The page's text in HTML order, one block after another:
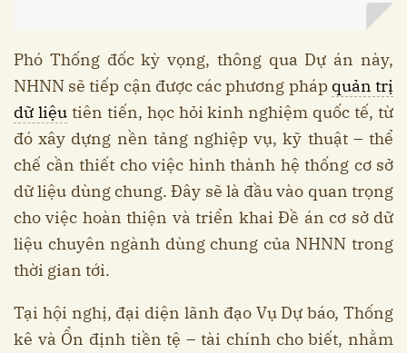
Phó Thống đốc kỳ vọng, thông qua Dự án này,
NHNN sẽ tiếp cận được các phương pháp quản trị
dữ liệutiên tiến, học hỏi kinh nghiệm quốc tế, từ
đó xây dựng nền tảng nghiệp vụ, kỹ thuật – thể
chế cần thiết cho việc hình thành hệ thống cơ sở
dữ liệu dùng chung. Đây sẽ là đầu vào quan trọng
cho việc hoàn thiện và triển khai Đề án cơ sở dữ
liệu chuyên ngành dùng chung của NHNN trong
thời gian tới.
Tại hội nghị, đại diện lãnh đạo Vụ Dự báo, Thống
kê và Ổn định tiền tệ – tài chính cho biết, nhằm